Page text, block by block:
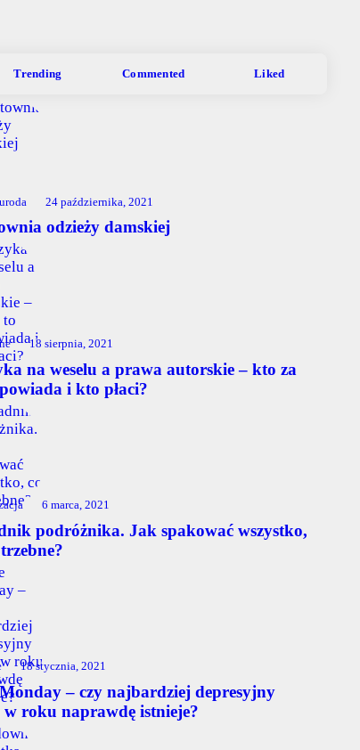
Trending Commented Liked
24 października, 2021
odzieży damskiej
18 sierpnia, 2021
na weselu a prawa autorskie – kto za
i kto płaci?
6 marca, 2021
podróżnika. Jak spakować wszystko,
18 stycznia, 2021
– czy najbardziej depresyjny
w roku naprawdę istnieje?